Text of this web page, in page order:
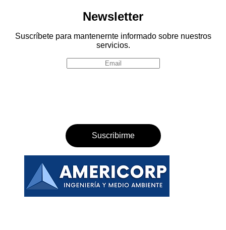
Newsletter
Suscríbete para mantenernte informado sobre nuestros
servicios.